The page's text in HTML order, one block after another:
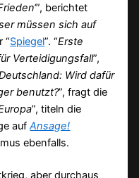
”, berichtet
müssen sich auf
“Spiegel”. “Erste
Verteidigungsfall”,
Wird dafür
benutzt?”, fragt die
”, titeln die
aufAnsage!
ebenfalls.
aber durchaus